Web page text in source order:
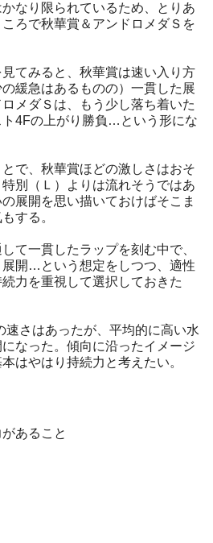
なり限られているため、とりあ
ろで秋華賞＆アンドロメダＳを
てみると、秋華賞は速い入り方
緩急はあるものの）一貫した展
メダＳは、もう少し落ち着いた
4Fの上がり勝負…という形にな
で、秋華賞ほどの激しさはおそ
別（Ｌ）よりは流れそうではあ
展開を思い描いておけばそこま
する。
て一貫したラップを刻む中で、
開…という想定をしつつ、適性
力を重視して選択しておきた
さはあったが、平均的に高い水
なった。傾向に沿ったイメージ
はやはり持続力と考えたい。
あること